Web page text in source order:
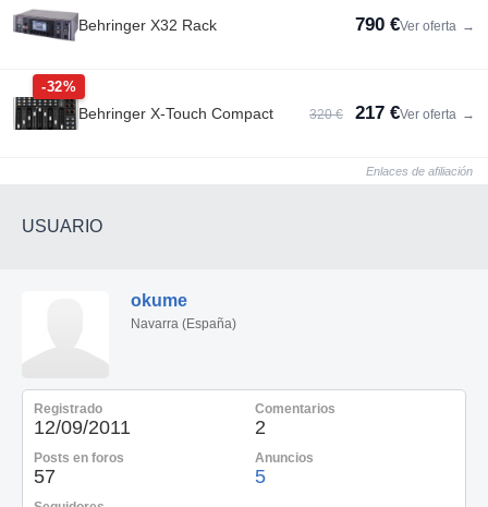
Behringer X32 Rack 790 €Ver oferta →
-32%
Behringer X-Touch Compact 320 € 217 €Ver oferta →
Enlaces de afiliación
USUARIO
okume
Navarra (España)
Registrado
12/09/2011
Comentarios
2
Posts en foros
57
Anuncios
5